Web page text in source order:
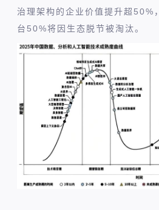
治理架构的企业价值提升超50%
台50%将因生态脱节被淘汰。